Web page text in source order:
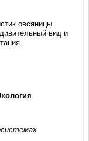
овсяницы
вид и